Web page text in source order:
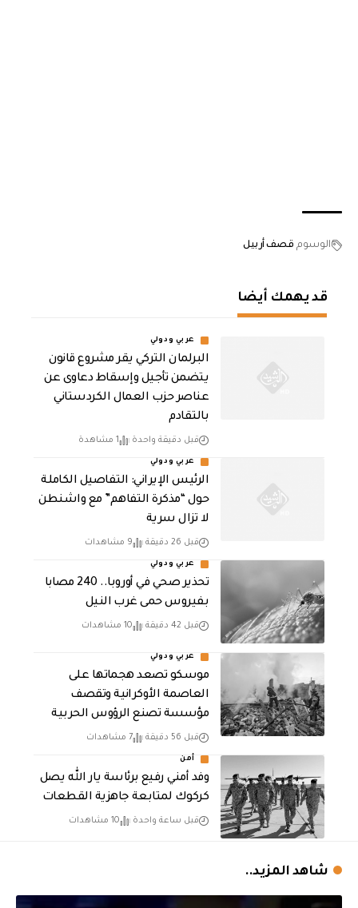
الوسوم قصف أربيل
قد يهمك أيضا
عربي ودولي
البرلمان التركي يقر مشروع قانون
يتضمن تأجيل وإسقاط دعاوى عن
عناصر حزب العمال الكردستاني
بالتقادم
قبل دقيقة واحدة 1 مشاهدة
عربي ودولي
الرئيس الإيراني: التفاصيل الكاملة
حول “مذكرة التفاهم” مع واشنطن
لا تزال سرية
قبل 26 دقيقة 9 مشاهدات
عربي ودولي
تحذير صحي في أوروبا.. 240 مصابا
بفيروس حمى غرب النيل
قبل 42 دقيقة 10 مشاهدات
عربي ودولي
موسكو تصعد هجماتها على
العاصمة الأوكرانية وتقصف
مؤسسة تصنع الرؤوس الحربية
قبل 56 دقيقة 7 مشاهدات
أمن
وفد أمني رفيع برئاسة يار الله يصل
كركوك لمتابعة جاهزية القطعات
قبل ساعة واحدة 10 مشاهدات
شاهد المزيد..